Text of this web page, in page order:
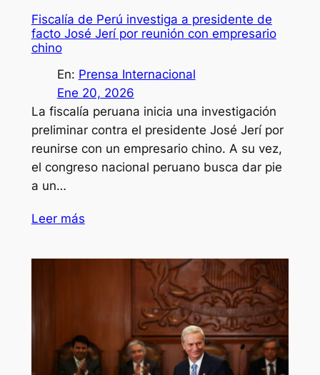
Fiscalía de Perú investiga a presidente de
facto José Jerí por reunión con empresario
chino
En: Prensa Internacional
Ene 20, 2026
La fiscalía peruana inicia una investigación
preliminar contra el presidente José Jerí por
reunirse con un empresario chino. A su vez,
el congreso nacional peruano busca dar pie
a un…
Leer más